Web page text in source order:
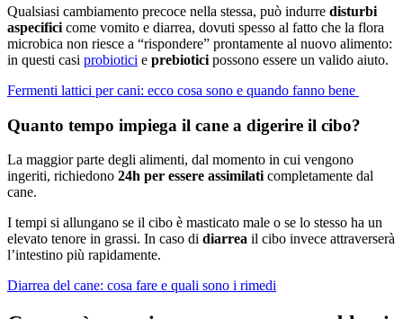
Qualsiasi cambiamento precoce nella stessa, può indurre disturbi
aspecifici come vomito e diarrea, dovuti spesso al fatto che la flora
microbica non riesce a “rispondere” prontamente al nuovo alimento:
in questi casi probiotici e prebiotici possono essere un valido aiuto.
Fermenti lattici per cani: ecco cosa sono e quando fanno bene
Quanto tempo impiega il cane a digerire il cibo?
La maggior parte degli alimenti, dal momento in cui vengono
ingeriti, richiedono 24h per essere assimilaticompletamente dal
cane.
I tempi si allungano se il cibo è masticato male o se lo stesso ha un
elevato tenore in grassi. In caso di diarrea il cibo invece attraverserà
l’intestino più rapidamente.
Diarrea del cane: cosa fare e quali sono i rimedi